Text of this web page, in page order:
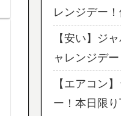
レンジデー
【安い】ジ
ャレンジデ
【エアコン
ー！本日限